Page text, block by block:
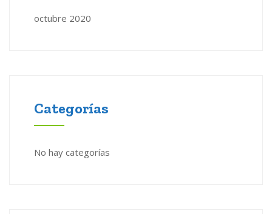
octubre 2020
Categorías
No hay categorías